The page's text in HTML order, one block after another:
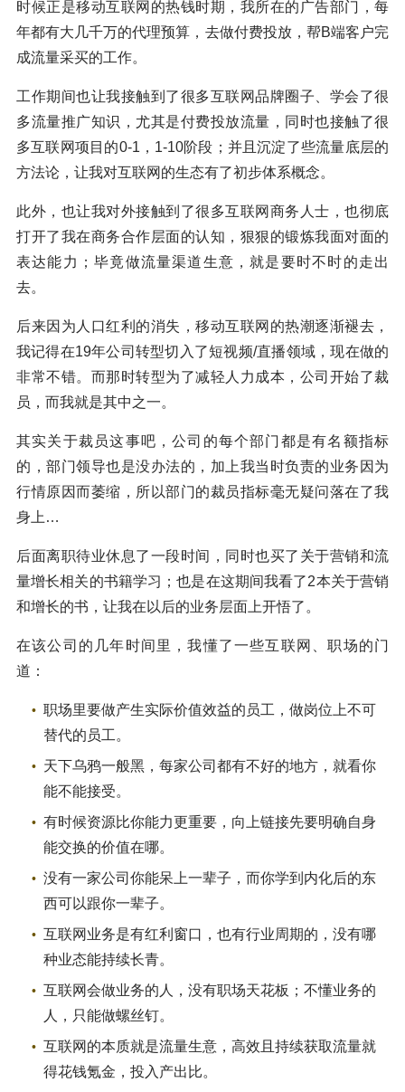
时候正是移动互联网的热钱时期，我所在的广告部门，每
年都有大几千万的代理预算，去做付费投放，帮B端客户完
成流量采买的工作。
工作期间也让我接触到了很多互联网品牌圈子、学会了很
多流量推广知识，尤其是付费投放流量，同时也接触了很
多互联网项目的0-1，1-10阶段；并且沉淀了些流量底层的
方法论，让我对互联网的生态有了初步体系概念。
此外，也让我对外接触到了很多互联网商务人士，也彻底
打开了我在商务合作层面的认知，狠狠的锻炼我面对面的
表达能力；毕竟做流量渠道生意，就是要时不时的走出
去。
后来因为人口红利的消失，移动互联网的热潮逐渐褪去，
我记得在19年公司转型切入了短视频/直播领域，现在做的
非常不错。而那时转型为了减轻人力成本，公司开始了裁
员，而我就是其中之一。
其实关于裁员这事吧，公司的每个部门都是有名额指标
的，部门领导也是没办法的，加上我当时负责的业务因为
行情原因而萎缩，所以部门的裁员指标毫无疑问落在了我
身上…
后面离职待业休息了一段时间，同时也买了关于营销和流
量增长相关的书籍学习；也是在这期间我看了2本关于营销
和增长的书，让我在以后的业务层面上开悟了。
在该公司的几年时间里，我懂了一些互联网、职场的门
道：
职场里要做产生实际价值效益的员工，做岗位上不可
替代的员工。
天下乌鸦一般黑，每家公司都有不好的地方，就看你
能不能接受。
有时候资源比你能力更重要，向上链接先要明确自身
能交换的价值在哪。
没有一家公司你能呆上一辈子，而你学到内化后的东
西可以跟你一辈子。
互联网业务是有红利窗口，也有行业周期的，没有哪
种业态能持续长青。
互联网会做业务的人，没有职场天花板；不懂业务的
人，只能做螺丝钉。
互联网的本质就是流量生意，高效且持续获取流量就
得花钱氪金，投入产出比。